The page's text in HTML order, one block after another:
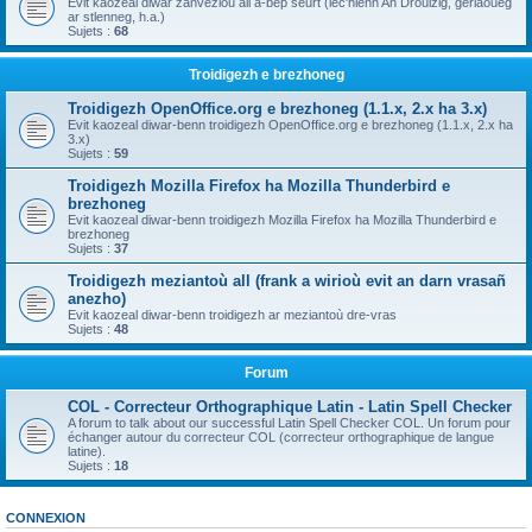
ar stlenneg, h.a.)
Sujets : 68
Troidigezh e brezhoneg
Troidigezh OpenOffice.org e brezhoneg (1.1.x, 2.x ha 3.x)
Evit kaozeal diwar-benn troidigezh OpenOffice.org e brezhoneg (1.1.x, 2.x ha
3.x)
Sujets : 59
Troidigezh Mozilla Firefox ha Mozilla Thunderbird e
brezhoneg
Evit kaozeal diwar-benn troidigezh Mozilla Firefox ha Mozilla Thunderbird e
brezhoneg
Sujets : 37
Troidigezh meziantoù all (frank a wirioù evit an darn vrasañ
anezho)
Evit kaozeal diwar-benn troidigezh ar meziantoù dre-vras
Sujets : 48
Forum
COL - Correcteur Orthographique Latin - Latin Spell Checker
A forum to talk about our successful Latin Spell Checker COL. Un forum pour
échanger autour du correcteur COL (correcteur orthographique de langue
latine).
Sujets : 18
CONNEXION